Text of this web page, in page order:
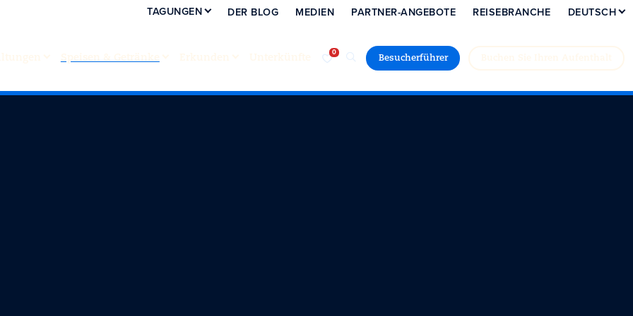
Besucherführer
TAGUNGEN DER BLOG MEDIEN PARTNER-ANGEBOTE REISEBRANCHE DEUTSCH